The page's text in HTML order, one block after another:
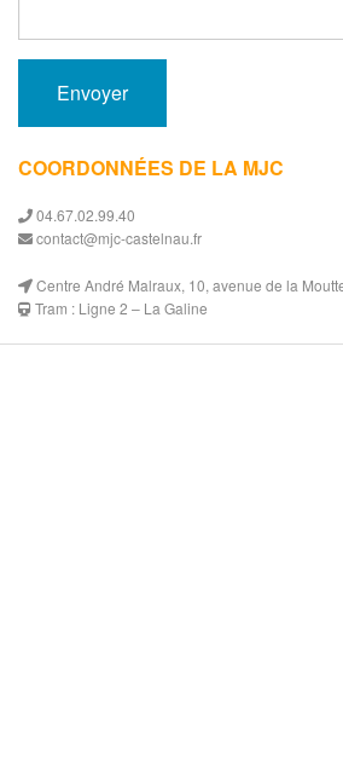
Envoyer
COORDONNÉES DE LA MJC
04.67.02.99.40
contact@mjc-castelnau.fr
Tram : Ligne 2 – La Galine